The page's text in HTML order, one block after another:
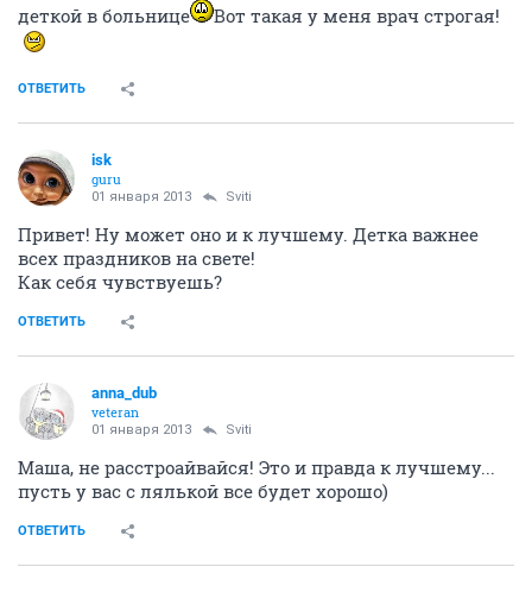
деткой в больнице
Вот такая у меня врач строгая!
ОТВЕТИТЬ
isk
guru
01 января 2013 Sviti
Привет! Ну может оно и к лучшему. Детка важнее
всех праздников на свете!
Как себя чувствуешь?
ОТВЕТИТЬ
anna_dub
veteran
01 января 2013 Sviti
Маша, не расстроайвайся! Это и правда к лучшему...
пусть у вас с лялькой все будет хорошо)
ОТВЕТИТЬ